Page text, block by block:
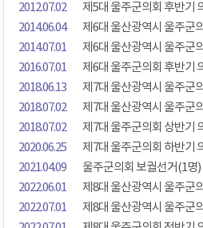
2012.07.02
제5대 울주군의회 후반기
2014.06.04
제6대 울산광역시 울주군
2014.07.01
제6대 울산광역시 울주군
2016.07.01
제6대 울주군의회 후반기
2018.06.13
제7대 울산광역시 울주군
2018.07.02
제7대 울산광역시 울주군
2018.07.02
제7대 울주군의회 상반기
2020.06.25
제7대 울주군의회 하반기
2021.04.09
울주군의회 보궐선거(1명)
2022.06.01
제8대 울산광역시 울주군
2022.07.01
제8대 울산광역시 울주군